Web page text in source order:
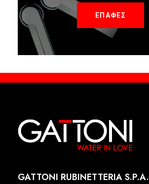
ΕΠΑΦΕΣ
GATTONI RUBINETTERIA S.P.A.